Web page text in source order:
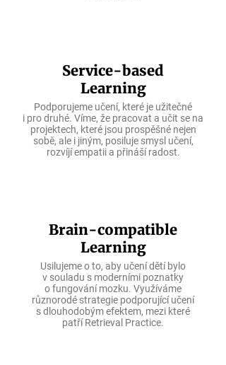
Service-based
Learning
Podporujeme učení, které je užitečné
i pro druhé. Víme, že pracovat a učit se na
projektech, které jsou prospěšné nejen
sobě, ale i jiným, posiluje smysl učení,
rozvíjí empatii a přináší radost.
Brain-compatible
Learning
Usilujeme o to, aby učení dětí bylo
v souladu s moderními poznatky
o fungování mozku. Využíváme
různorodé strategie podporující učení
s dlouhodobým efektem, mezi které
patří Retrieval Practice.